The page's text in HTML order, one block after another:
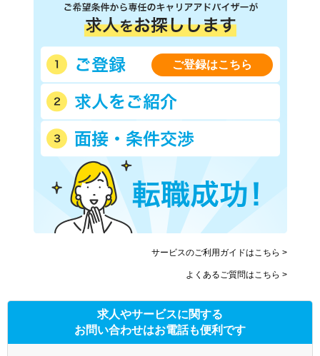
ご登録はこちら
サービスのご利用ガイドはこちら >
よくあるご質問はこちら >
求人やサービスに関する
お問い合わせはお電話も便利です